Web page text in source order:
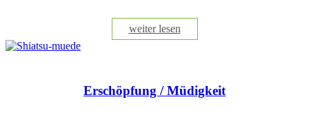
weiter lesen
Erschöpfung / Müdigkeit